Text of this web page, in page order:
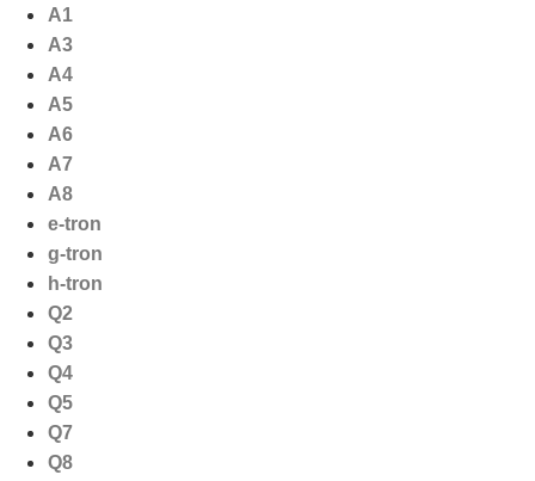
naar
inhoud
A1
A3
A4
A5
A6
A7
A8
e-tron
g-tron
h-tron
Q2
Q3
Q4
Q5
Q7
Q8